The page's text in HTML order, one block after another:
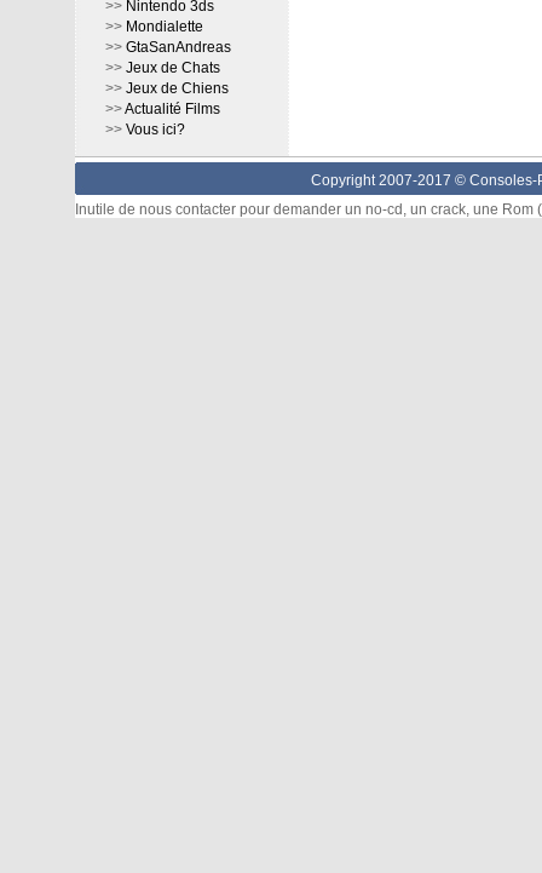
>> Nintendo 3ds
>> Mondialette
>> GtaSanAndreas
>> Jeux de Chats
>> Jeux de Chiens
>>Actualité Films
>> Vous ici?
Copyright 2007-2017 © Consoles-
Inutile de nous contacter pour demander un no-cd, un crack, une